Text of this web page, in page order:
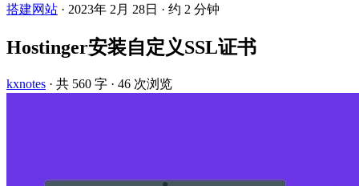
搭建网站 · 2023年 2月 28日 · 约 2 分钟
Hostinger安装自定义SSL证书
kxnotes · 共 560 字 · 46 次浏览